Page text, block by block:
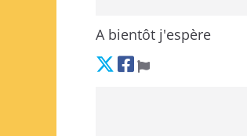
A bientôt j'espère